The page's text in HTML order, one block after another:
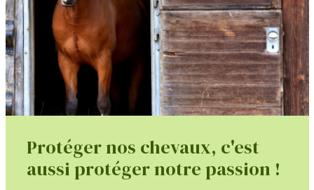
Protéger nos chevaux, c'est
aussi protéger notre passion !